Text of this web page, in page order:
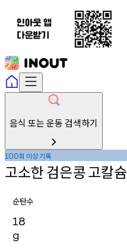
음식 또는 운동 검색하기
100회 이상기록
고소한검은콩고칼슘
순탄수
18
g